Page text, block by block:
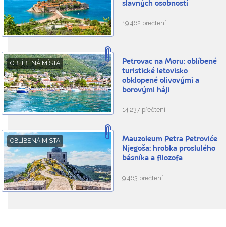
slavných osobností
19.462 přečtení
OBLÍBENÁ MÍSTA
Petrovac na Moru: oblíbené
turistické letovisko
obklopené olivovými a
borovými háji
14.237 přečtení
OBLÍBENÁ MÍSTA
Mauzoleum Petra Petroviće
Njegoša: hrobka proslulého
básníka a filozofa
9.463 přečtení